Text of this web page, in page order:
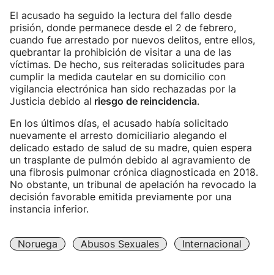
El acusado ha seguido la lectura del fallo desde
prisión, donde permanece desde el 2 de febrero,
cuando fue arrestado por nuevos delitos, entre ellos,
quebrantar la prohibición de visitar a una de las
víctimas. De hecho, sus reiteradas solicitudes para
cumplir la medida cautelar en su domicilio con
vigilancia electrónica han sido rechazadas por la
Justicia debido al riesgo de reincidencia.
En los últimos días, el acusado había solicitado
nuevamente el arresto domiciliario alegando el
delicado estado de salud de su madre, quien espera
un trasplante de pulmón debido al agravamiento de
una fibrosis pulmonar crónica diagnosticada en 2018.
No obstante, un tribunal de apelación ha revocado la
decisión favorable emitida previamente por una
instancia inferior.
Noruega Abusos Sexuales Internacional